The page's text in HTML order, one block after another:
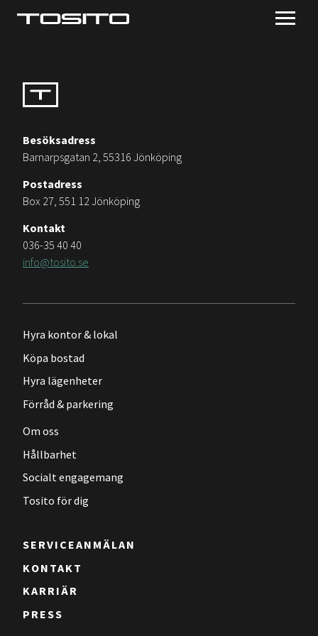
Besöksadress
Barnarpsgatan 2, 55316 Jönköping
Postadress
Box 27, 551 12 Jönköping
Kontakt
036-35 40 40
info@tosito.se
Hyra kontor & lokal
Köpa bostad
Hyra lägenheter
Förråd & parkering
Om oss
Hållbarhet
Socialt engagemang
Tosito för dig
SERVICEANMÄLAN
KONTAKT
KARRIÄR
PRESS